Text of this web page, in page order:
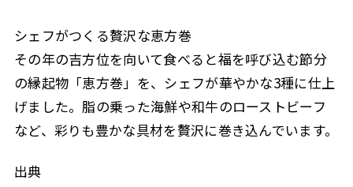
シェフがつくる贅沢な恵方巻
その年の吉方位を向いて食べると福を呼び込む節分
の縁起物「恵方巻」を、シェフが華やかな3種に仕上
げました。脂の乗った海鮮や和牛のローストビーフ
など、彩りも豊かな具材を贅沢に巻き込んでいます。
出典